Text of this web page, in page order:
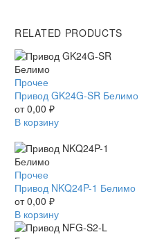
RELATED PRODUCTS
Привод
GK24G-
SR
Белимо
Прочее
Привод GK24G-SR Белимо
от0,00 ₽
В корзину
Привод
NKQ24P-
1
Белимо
Прочее
Привод NKQ24P-1 Белимо
от0,00 ₽
В корзину